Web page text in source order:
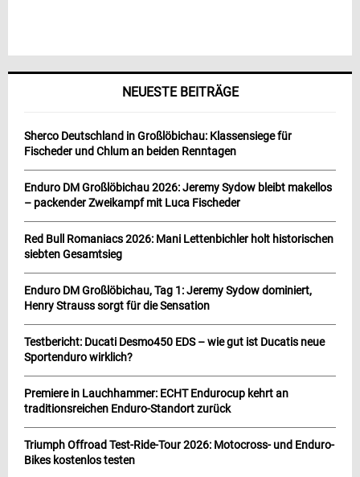
NEUESTE BEITRÄGE
Sherco Deutschland in Großlöbichau: Klassensiege für
Fischeder und Chlum an beiden Renntagen
Enduro DM Großlöbichau 2026: Jeremy Sydow bleibt makellos
– packender Zweikampf mit Luca Fischeder
Red Bull Romaniacs 2026: Mani Lettenbichler holt historischen
siebten Gesamtsieg
Enduro DM Großlöbichau, Tag 1: Jeremy Sydow dominiert,
Henry Strauss sorgt für die Sensation
Testbericht: Ducati Desmo450 EDS – wie gut ist Ducatis neue
Sportenduro wirklich?
Premiere in Lauchhammer: ECHT Endurocup kehrt an
traditionsreichen Enduro-Standort zurück
Triumph Offroad Test-Ride-Tour 2026: Motocross- und Enduro-
Bikes kostenlos testen